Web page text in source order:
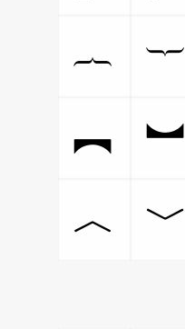
︷
︸
︻
︼
︿
﹀